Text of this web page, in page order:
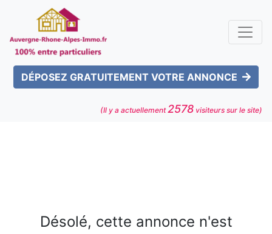
DÉPOSEZ GRATUITEMENT VOTRE ANNONCE
(Il y a actuellement2578 visiteurs sur le site)
Désolé, cette annonce n'est